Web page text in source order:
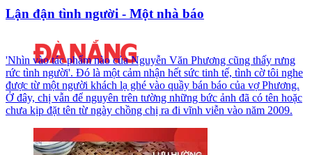
Lận đận tình người - Một nhà báo
'Nhìn vào tác phẩm nào của Nguyễn Văn Phương cũng thấy rưng
rức tình người'. Đó là một cảm nhận hết sức tinh tế, tình cờ tôi nghe
được từ một người khách lạ ghé vào quầy bán báo của vợ Phương.
Ở đây, chị vẫn để nguyên trên tường những bức ảnh đã có tên hoặc
chưa kịp đặt tên từ ngày chồng chị ra đi vĩnh viễn vào năm 2009.